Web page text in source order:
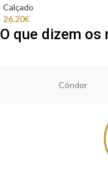
Calçado
26.20€
O que dizem
Cóndor